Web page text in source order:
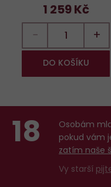
1 259 Kč
− +
DO KOŠÍKU
18
Osobám
pokud vám
zatím naše
Vy starší